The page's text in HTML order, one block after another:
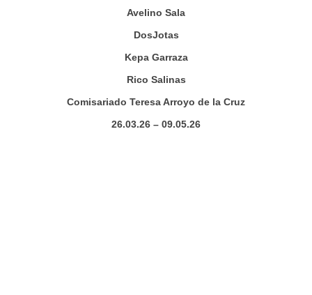
Avelino Sala
DosJotas
Kepa Garraza
Rico Salinas
Comisariado Teresa Arroyo de la Cruz
26.03.26 – 09.05.26